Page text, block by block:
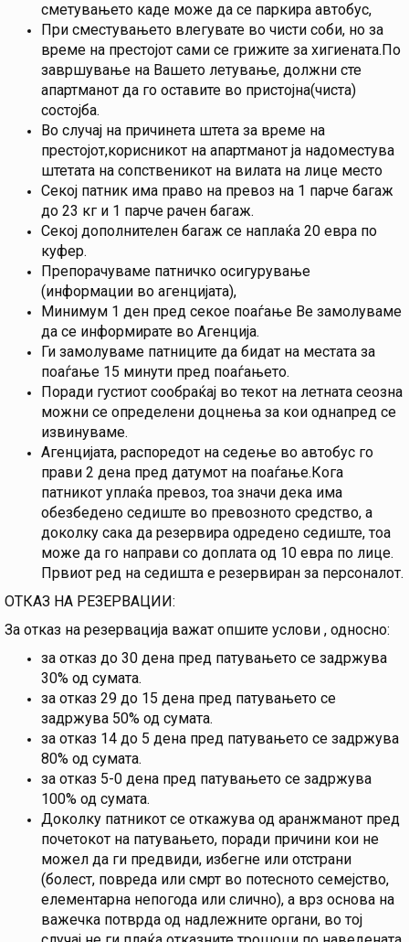
сметувањето каде може да се паркира автобус,
При сместувањето влегувате во чисти соби, но за
време на престојот сами се грижите за хигиената.По
завршување на Вашето летување, должни сте
апартманот да го оставите во пристојна(чиста)
состојба.
Во случај на причинета штета за време на
престојот,корисникот на апартманот ја надоместува
штетата на сопственикот на вилата на лице место
Секој патник има право на превоз на 1 парче багаж
до 23 кг и 1 парче рачен багаж.
Секој дополнителен багаж се наплаќа 20 евра по
куфер.
Препорачуваме патничко осигурување
(информации во агенцијата),
Минимум 1 ден пред секое поаѓање Ве замолуваме
да се информирате во Агенција.
Ги замолуваме патниците да бидат на местата за
поаѓање 15 минути пред поаѓањето.
Поради густиот сообраќај во текот на летната сеозна
можни се определени доцнења за кои однапред се
извинуваме.
Агенцијата, распоредот на седење во автобус го
прави 2 дена пред датумот на поаѓање.Кога
патникот уплаќа превоз, тоа значи дека има
обезбедено седиште во превозното средство, а
доколку сака да резервира одредено седиште, тоа
може да го направи со доплата од 10 евра по лице.
Првиот ред на седишта е резервиран за персоналот.
ОТКАЗ НА РЕЗЕРВАЦИИ:
За отказ на резервација важат опшите услови , односно:
за отказ до 30 дена пред патувањето се задржува
30% од сумата.
за отказ 29 до 15 дена пред патувањето се
задржува 50% од сумата.
за отказ 14 до 5 дена пред патувањето се задржува
80% од сумата.
за отказ 5-0 дена пред патувањето се задржува
100% од сумата.
Доколку патникот се откажува од аранжманот пред
почетокот на патувањето, поради причини кои не
можел да ги предвиди, избегне или отстрани
(болест, повреда или смрт во потесното семејство,
елементарна непогода или слично), а врз основа на
важечка потврда од надлежните органи, во тој